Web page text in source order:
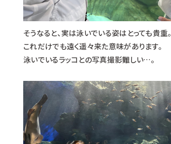
そうなると、実は泳いでいる姿はとっても貴重。
これだけでも遠く遥々来た意味があります。
泳いでいるラッコとの写真撮影難しい…。